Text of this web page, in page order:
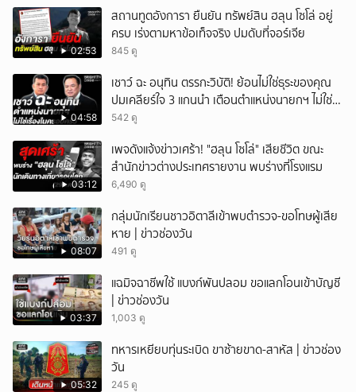
02:53
สถานทูตอังการา ยืนยัน ทรัพย์สิน ฮลุน โซโล่ อยู่
ครบ เร่งตามหาข้อเท็จจริง ปมดับที่จอร์เจีย
845 ดู
04:58
เชาว์ ฉะ อนุทิน ตรรกะวิบัติ! ย้อนไม่ใช่ธุระของคุณ
ปมเคลียร์ใจ 3 แกนนำ เตือนตำแหน่งนายกฯ ไม่ใช่
เรื่องในครอบครัว
542 ดู
03:12
เพจดังแจ้งข่าวเศร้า! "ฮลุน โซโล่" เสียชีวิต ขณะ
สำนักข่าวต่างประเทศรายงาน พบร่างที่โรงแรม
6,490 ดู
08:07
กลุ่มนักเรียนชาวอิตาลีเข้าพบตำรวจ-ขอโทษผู้เสีย
หาย | ข่าวช่องวัน
491 ดู
03:37
แฉมิจฉาชีพใช้ แบงก์พันปลอม ขอแลกโอนเข้าบัญชี
| ข่าวช่องวัน
1,003 ดู
05:32
ทหารเหยียบทุ่นระเบิด ขาซ้ายขาด-สาหัส | ข่าวช่อง
วัน
245 ดู